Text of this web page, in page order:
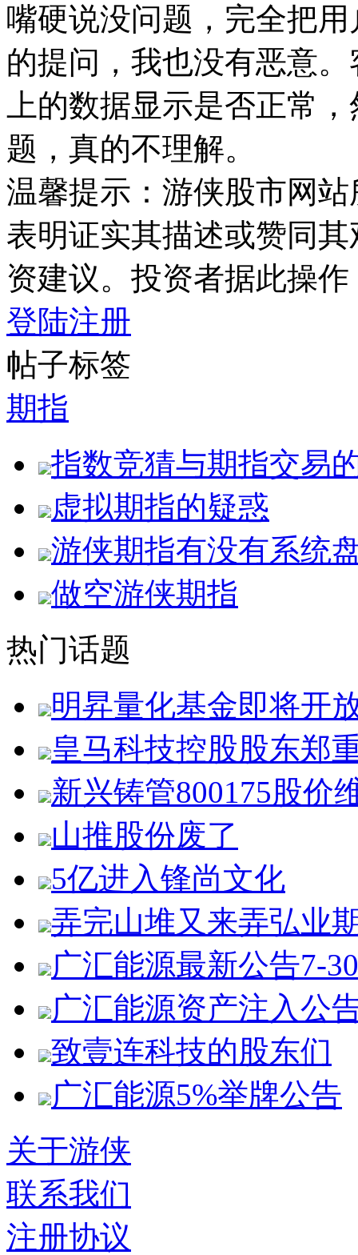
嘴硬说没问题，完全把
的提问，我也没有恶意
上的数据显示是否正常
题，真的不理解。
温馨提示：游侠股市网
表明证实其描述或赞同
资建议。投资者据此操
登陆注册
帖子标签
期指
指数竞猜与期指交易
虚拟期指的疑惑
游侠期指有没有系统
做空游侠期指
热门话题
明昇量化基金即将开
皇马科技控股股东郑
新兴铸管800175股价
山推股份废了
5亿进入锋尚文化
弄完山堆又来弄弘业
广汇能源最新公告7-30
广汇能源资产注入公
致壹连科技的股东们
广汇能源5%举牌公告
关于游侠
联系我们
注册协议